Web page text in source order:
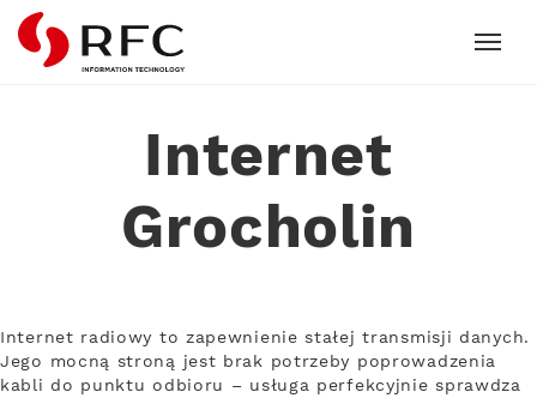
RFC
Internet
Grocholin
Internet radiowy to zapewnienie stałej transmisji danych.
Jego mocną stroną jest brak potrzeby poprowadzenia
kabli do punktu odbioru – usługa perfekcyjnie sprawdza